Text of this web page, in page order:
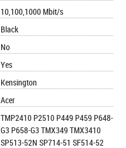
10,100,1000 Mbit/s
Black
No
Yes
Kensington
Acer
TMP2410 P2510 P449 P459 P648-
G3 P658-G3 TMX349 TMX3410
SP513-52N SP714-51 SF514-52